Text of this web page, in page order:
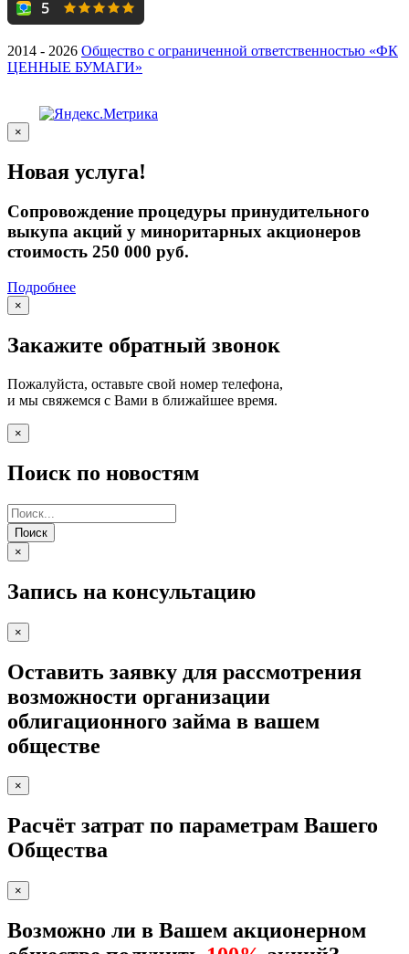
2014 - 2026 Общество с ограниченной ответственностью «ФК
ЦЕННЫЕ БУМАГИ»
×
Новая услуга!
Сопровождение процедуры принудительного
выкупа акций у миноритарных акционеров
стоимость 250 000 руб.
Подробнее
×
Закажите обратный звонок
Пожалуйста, оставьте свой номер телефона,
и мы свяжемся с Вами в ближайшее время.
×
Поиск по новостям
Поиск
×
Запись на консультацию
×
Оставить заявку для рассмотрения
возможности организации
облигационного займа в вашем
обществе
×
Расчёт затрат по параметрам Вашего
Общества
×
Возможно ли в Вашем акционерном